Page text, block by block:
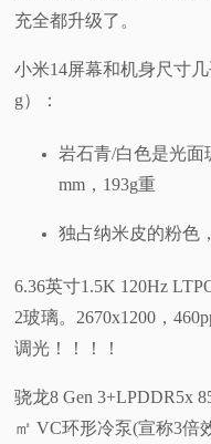
充全都升级了。
小米14屏幕和机身尺寸
g）：
岩石青/白色是光面
mm，193g重
独占纳米皮的粉色
6.36英寸1.5K 120Hz
2玻璃。2670x1200，
调光！！！！
骁龙8 Gen 3+LPDDR5x
㎡ VC环形冷泵(宣称3倍